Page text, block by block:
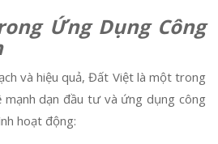
Ứng Dụng Công
và hiệu quả, Đất Việt là một trong
dạn đầu tư và ứng dụng công
hoạt động: